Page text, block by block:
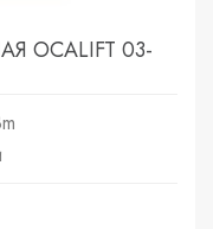
OCALIFT 03-